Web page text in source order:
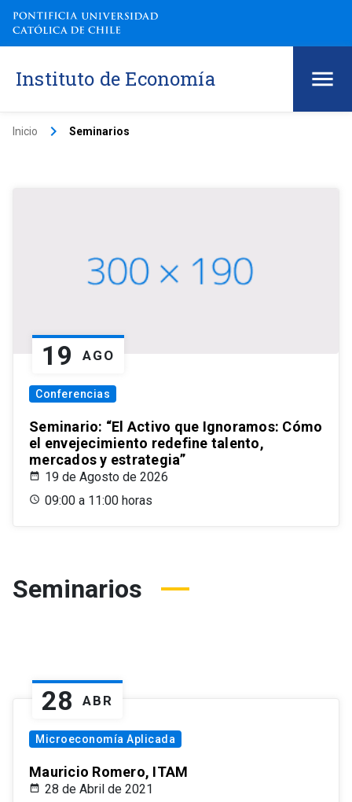
Instituto de Economía
Inicio keyboard_arrow_right Seminarios
19 AGO
Conferencias
Seminario: “El Activo que Ignoramos: Cómo
el envejecimiento redefine talento,
mercados y estrategia”
19 de Agosto de 2026
09:00 a 11:00 horas
Seminarios
28 ABR
Microeconomía Aplicada
Mauricio Romero, ITAM
28 de Abril de 2021